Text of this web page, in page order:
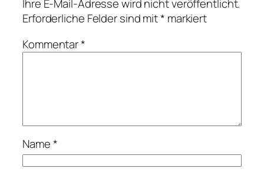
Ihre E-Mail-Adresse wird nicht veröffentlicht.
Erforderliche Felder sind mit* markiert
Kommentar*
Name*